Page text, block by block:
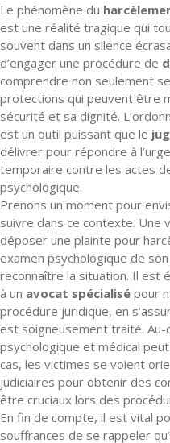
Le phénomène du
est une réalité tragique qui
souvent dans un silence
d’engager une procédure de
comprendre non seulement
protections qui peuvent être
sécurité et sa dignité.
est un outil puissant que le
délivrer pour répondre à
temporaire contre les actes
psychologique.
Prenons un moment pour
suivre dans ce contexte. Une
déposer une plainte pour
examen psychologique de
reconnaître la situation. Il est
à un avocat spécialisé pour
procédure juridique, en
est soigneusement traité. Au-
psychologique et médical
cas, les victimes se voient
judiciaires pour obtenir des
être cruciaux lors des
En fin de compte, il est vital
souffrances de se rappeler